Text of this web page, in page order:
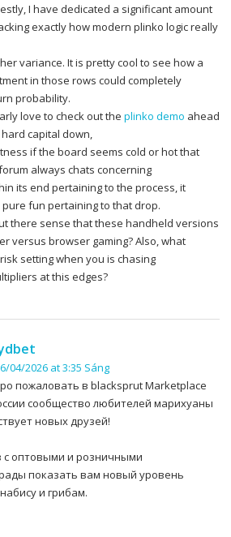
I have dedicated a significant amount
exactly how modern plinko logic really
variance. It is pretty cool to see how a
in those rows could completely
probability.
love to check out the plinko demo ahead
capital down,
if the board seems cold or hot that
always chats concerning
its end pertaining to the process, it
fun pertaining to that drop.
there sense that these handheld versions
versus browser gaming? Also, what
setting when you is chasing
at this edges?
04/2026 at 3:35 Sáng
пожаловать в blacksprut Marketplace
сообщество любителей марихуаны
новых друзей!
с оптовыми и розничными
показать вам новый уровень
и грибам.